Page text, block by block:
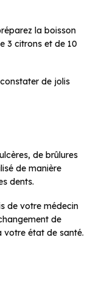
la boisson
3 citrons et de 10
de jolis
de brûlures
de manière
dents.
votre médecin
de
votre état de santé.